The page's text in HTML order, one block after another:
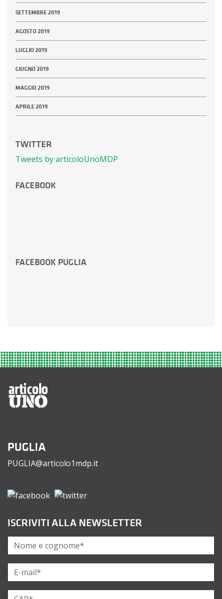
SETTEMBRE 2019
AGOSTO 2019
LUGLIO 2019
GIUGNO 2019
MAGGIO 2019
APRILE 2019
TWITTER
Tweets by articoloUnoMDP
FACEBOOK
FACEBOOK PUGLIA
PUGLIA
PUGLIA@articolo1mdp.it
ISCRIVITI ALLA NEWSLETTER